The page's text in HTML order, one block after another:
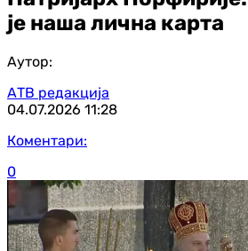
је наша лична карта
Аутор:
АТВ редакција
04.07.2026 11:28
Коментари:
0